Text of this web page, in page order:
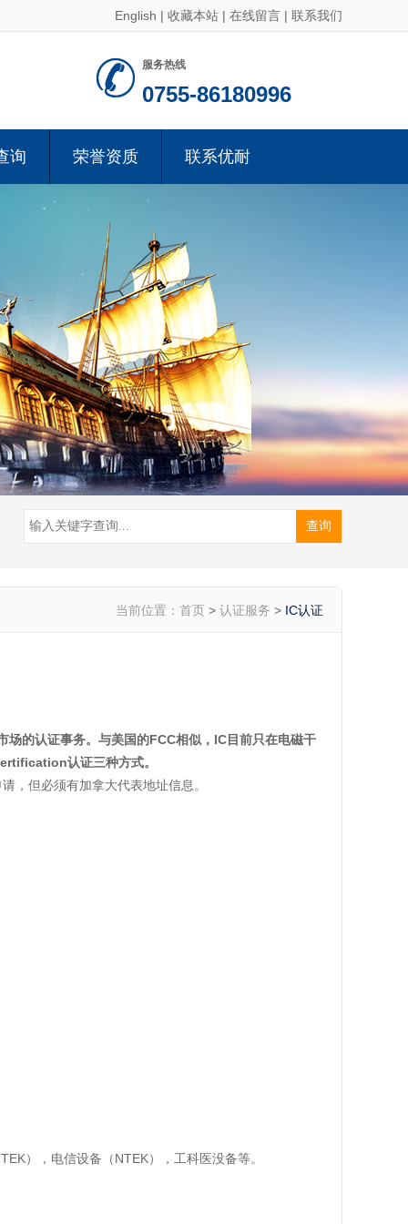
English | 收藏本站 | 在线留言 | 联系我们
服务热线
0755-86180996
询 荣誉资质 联系优耐
当前位置： 首页 > 认证服务 > IC认证
的认证事务。与美国的FCC相似，IC目前只在电磁干
认证三种方式。
，但必须有加拿大代表地址信息。
），电信设备（NTEK），工科医没备等。